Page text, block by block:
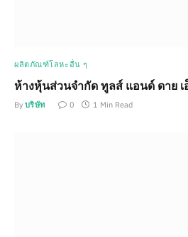
ผลิตภัณฑ์โลหะอื่น ๆ
ห้างหุ้นส่วนจำกัด ทูลส์ แอนด์ ดาย เ
By บริษัท 0 1 Min Read